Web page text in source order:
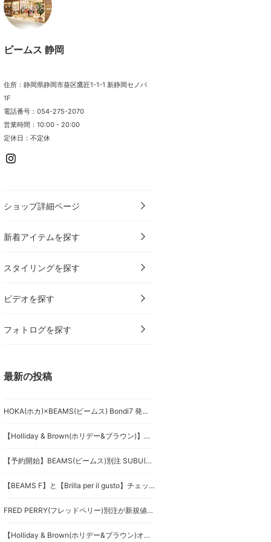
ビームス 静岡
住所：静岡県静岡市葵区鷹匠1-1-1 新静岡セノバ
1F
電話番号：054-275-2070
営業時間：10:00 - 20:00
定休日：不定休
ショップ詳細ページ
新着アイテムを探す
スタイリングを探す
ビデオを探す
フォトログを探す
最新の投稿
HOKA(ホカ)×BEAMS(ビームス) Bondi7 発売！2色のカモ柄を比較してみた
【Holliday & Brown(ホリデー&ブラウン)】巻き巻きストール
【予約開始】BEAMS(ビームス)別注 SUBU(スブ)はどっちを選ぶ？FAKE MOUTONとANIMALを紹介
【BEAMS F】と【Brilla per il gusto】チェックジャケットの紹介、コーディネート、その他
FRED PERRY(フレッドペリー)別注が新規値下げ！用途別おすすめ5選
【Holliday & Brown(ホリデー&ブラウン)オススメネクタイ。